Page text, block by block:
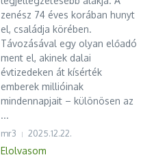
zenész 74 éves korában hunyt
el, családja körében.
Távozásával egy olyan előadó
ment el, akinek dalai
évtizedeken át kísérték
emberek millióinak
mindennapjait – különösen az
...
mr3 2025.12.22.
Elolvasom